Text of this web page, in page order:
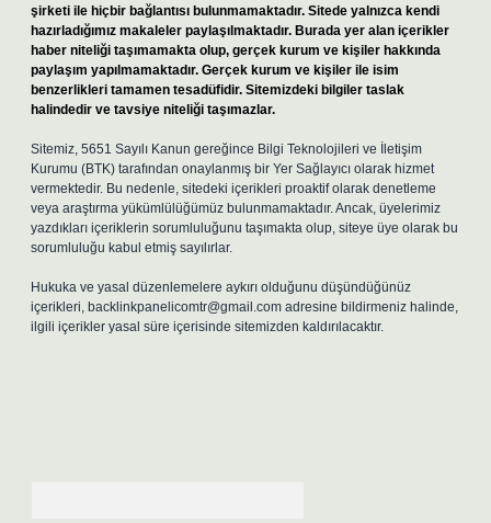
şirketi ile hiçbir bağlantısı bulunmamaktadır. Sitede yalnızca kendi
hazırladığımız makaleler paylaşılmaktadır. Burada yer alan içerikler
haber niteliği taşımamakta olup, gerçek kurum ve kişiler hakkında
paylaşım yapılmamaktadır. Gerçek kurum ve kişiler ile isim
benzerlikleri tamamen tesadüfidir. Sitemizdeki bilgiler taslak
halindedir ve tavsiye niteliği taşımazlar.
Sitemiz, 5651 Sayılı Kanun gereğince Bilgi Teknolojileri ve İletişim
Kurumu (BTK) tarafından onaylanmış bir Yer Sağlayıcı olarak hizmet
vermektedir. Bu nedenle, sitedeki içerikleri proaktif olarak denetleme
veya araştırma yükümlülüğümüz bulunmamaktadır. Ancak, üyelerimiz
yazdıkları içeriklerin sorumluluğunu taşımakta olup, siteye üye olarak bu
sorumluluğu kabul etmiş sayılırlar.
Hukuka ve yasal düzenlemelere aykırı olduğunu düşündüğünüz
içerikleri, backlinkpanelicomtr@gmail.com adresine bildirmeniz halinde,
ilgili içerikler yasal süre içerisinde sitemizden kaldırılacaktır.